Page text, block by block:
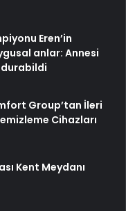
Eren’in
anlar: Annesi
Group’tan İleri
Cihazları
Kent Meydanı